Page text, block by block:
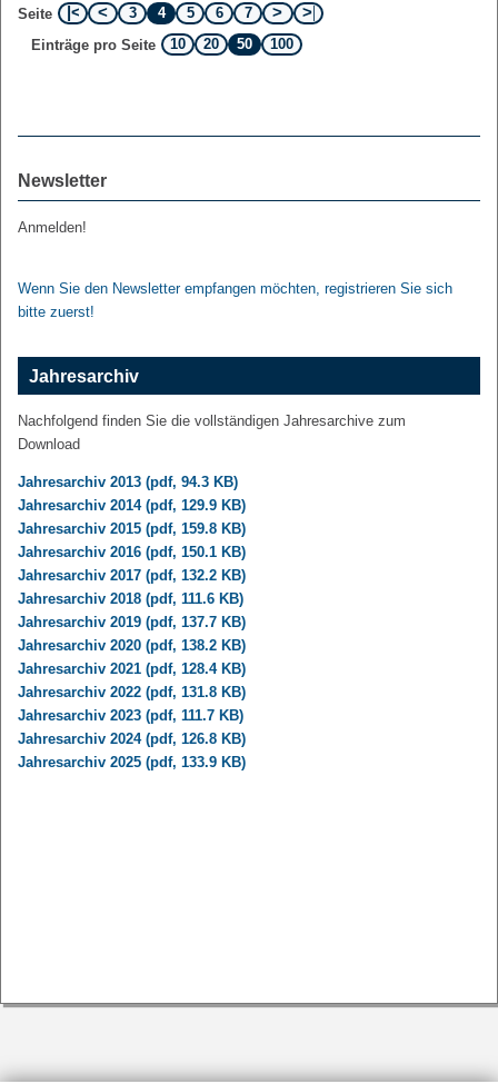
Seite 3 4 5 6
7
Einträge pro Seite
10 20 50 100
Newsletter
Anmelden!
Wenn Sie den Newsletter empfangen möchten, registrieren Sie sich
bitte zuerst!
Jahresarchiv
Nachfolgend finden Sie die vollständigen Jahresarchive zum
Download
Jahresarchiv 2013 (pdf, 94.3 KB)
Jahresarchiv 2014 (pdf, 129.9 KB)
Jahresarchiv 2015 (pdf, 159.8 KB)
Jahresarchiv 2016 (pdf, 150.1 KB)
Jahresarchiv 2017 (pdf, 132.2 KB)
Jahresarchiv 2018 (pdf, 111.6 KB)
Jahresarchiv 2019 (pdf, 137.7 KB)
Jahresarchiv 2020 (pdf, 138.2 KB)
Jahresarchiv 2021 (pdf, 128.4 KB)
Jahresarchiv 2022 (pdf, 131.8 KB)
Jahresarchiv 2023 (pdf, 111.7 KB)
Jahresarchiv 2024 (pdf, 126.8 KB)
Jahresarchiv 2025 (pdf, 133.9 KB)